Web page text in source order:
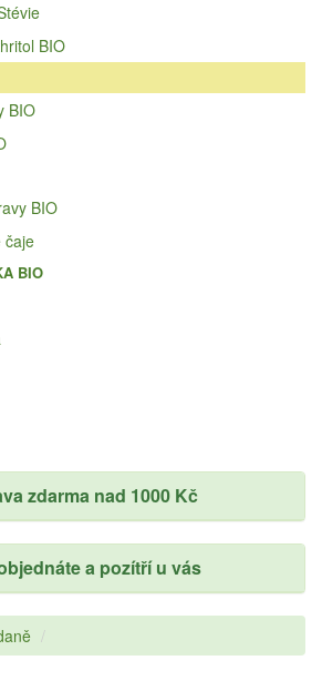
BIO
BIO
BIO
čaje
BIO
zdarma nad 1000 Kč
a pozítří u vás